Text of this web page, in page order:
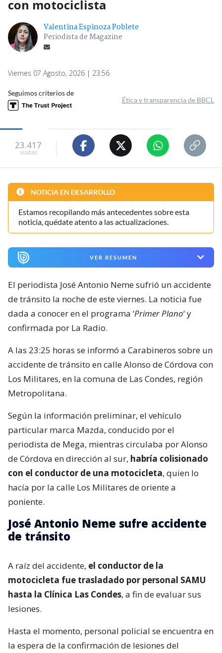
con motociclista
Valentina Espinoza Poblete
Periodista de Magazine
Viernes 07 Agosto, 2026 | 23:56
Seguimos criterios de
Ética y transparencia de BBCL
23.417
visitas
NOTICIA EN DESARROLLO
Estamos recopilando más antecedentes sobre esta
noticia, quédate atento a las actualizaciones.
VER RESUMEN
El periodista José Antonio Neme sufrió un accidente
de tránsito la noche de este viernes. La noticia fue
dada a conocer en el programa ‘Primer Plano‘ y
confirmada por La Radio.
A las 23:25 horas se informó a Carabineros sobre un
accidente de tránsito en calle Alonso de Córdova con
Los Militares, en la comuna de Las Condes, región
Metropolitana.
Según la información preliminar, el vehículo
particular marca Mazda, conducido por el
periodista de Mega, mientras circulaba por Alonso
de Córdova en dirección al sur, habría colisionado
con el conductor de una motocicleta, quien lo
hacía por la calle Los Militares de oriente a
poniente.
José Antonio Neme sufre accidente
de tránsito
A raíz del accidente, el conductor de la
motocicleta fue trasladado por personal SAMU
hasta la Clínica Las Condes, a fin de evaluar sus
lesiones.
Hasta el momento, personal policial se encuentra en
la espera de la confirmación de lesiones del